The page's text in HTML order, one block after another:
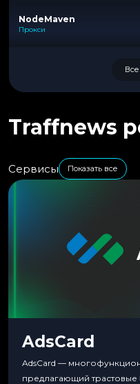
NodeMaven
Прокси
Traffnews
Сервисы Показать все
AdsCard
AdsCard —
предлагающий трастовые